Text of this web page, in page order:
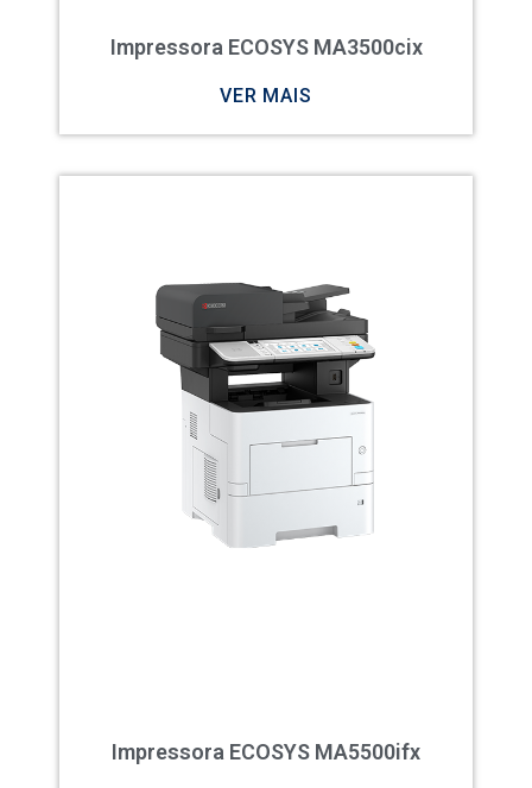
Impressora ECOSYS MA3500cix
VER MAIS
Impressora ECOSYS MA5500ifx